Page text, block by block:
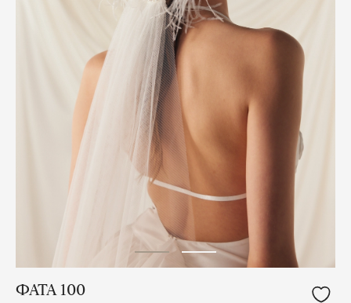
ФАТА 100